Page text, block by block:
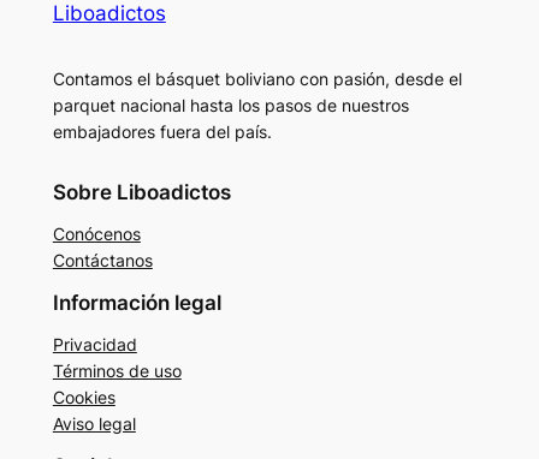
Liboadictos
Contamos el básquet boliviano con pasión, desde el
parquet nacional hasta los pasos de nuestros
embajadores fuera del país.
Sobre Liboadictos
Conócenos
Contáctanos
Información legal
Privacidad
Términos de uso
Cookies
Aviso legal